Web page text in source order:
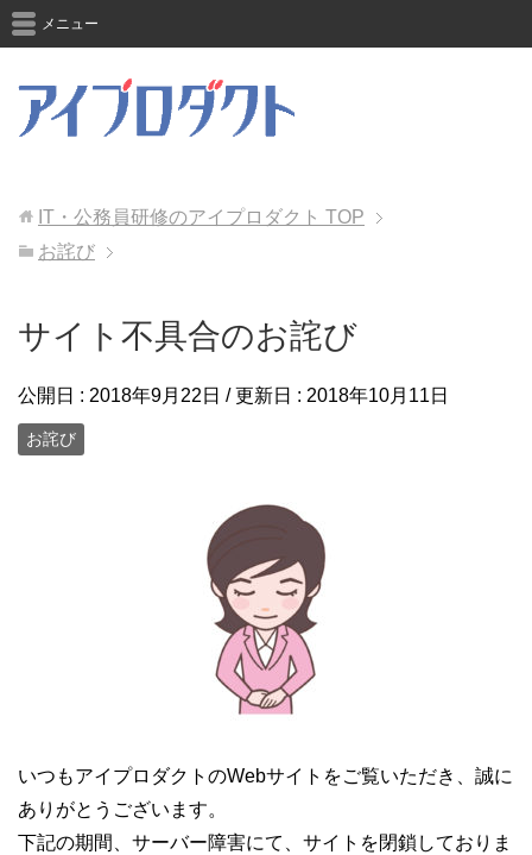
メニュー
IT・公務員研修のアイプロダクト TOP
お詫び
サイト不具合のお詫び
公開日 : 2018年9月22日 / 更新日 : 2018年10月11日
お詫び
いつもアイプロダクトのWebサイトをご覧いただき、誠に
ありがとうございます。
下記の期間、サーバー障害にて、サイトを閉鎖しておりま